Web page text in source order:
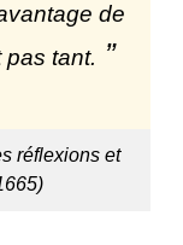
de
tant.
réflexions et